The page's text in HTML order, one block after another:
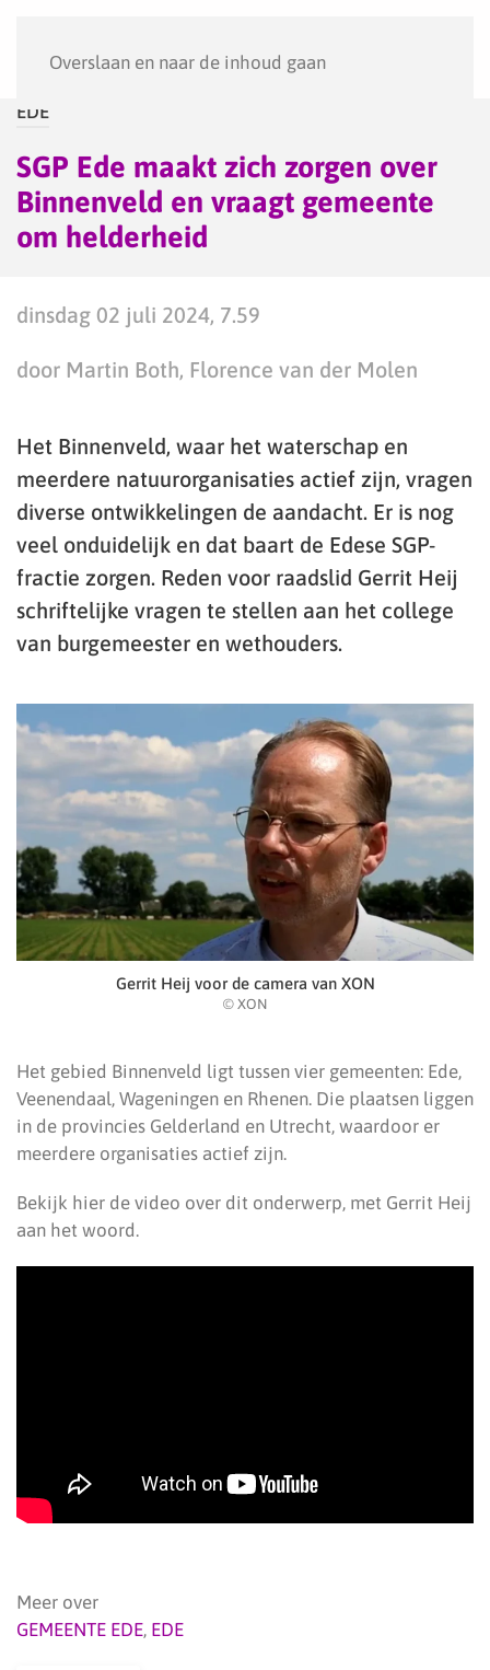
Overslaan en naar de inhoud gaan
EDE
SGP Ede maakt zich zorgen over
Binnenveld en vraagt gemeente
om helderheid
dinsdag 02 juli 2024, 7.59
door Martin Both, Florence van der Molen
Het Binnenveld, waar het waterschap en
meerdere natuurorganisaties actief zijn, vragen
diverse ontwikkelingen de aandacht. Er is nog
veel onduidelijk en dat baart de Edese SGP-
fractie zorgen. Reden voor raadslid Gerrit Heij
schriftelijke vragen te stellen aan het college
van burgemeester en wethouders.
Gerrit Heij voor de camera van XON
© XON
Het gebied Binnenveld ligt tussen vier gemeenten: Ede,
Veenendaal, Wageningen en Rhenen. Die plaatsen liggen
in de provincies Gelderland en Utrecht, waardoor er
meerdere organisaties actief zijn.
Bekijk hier de video over dit onderwerp, met Gerrit Heij
aan het woord.
Meer over
GEMEENTE EDE, EDE